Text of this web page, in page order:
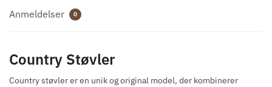
Anmeldelser 0
Country Støvler
Country støvler er en unik og original model, der kombinerer